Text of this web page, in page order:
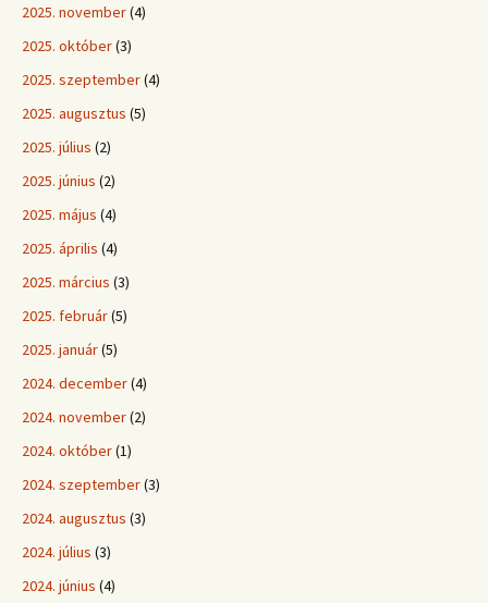
2025. november(4)
2025. október(3)
2025. szeptember(4)
2025. augusztus (5)
2025. július (2)
2025. június (2)
2025. május (4)
2025. április (4)
2025. március (3)
2025. február(5)
2025. január(5)
2024. december(4)
2024. november(2)
2024. október(1)
2024. szeptember(3)
2024. augusztus (3)
2024. július (3)
2024. június (4)